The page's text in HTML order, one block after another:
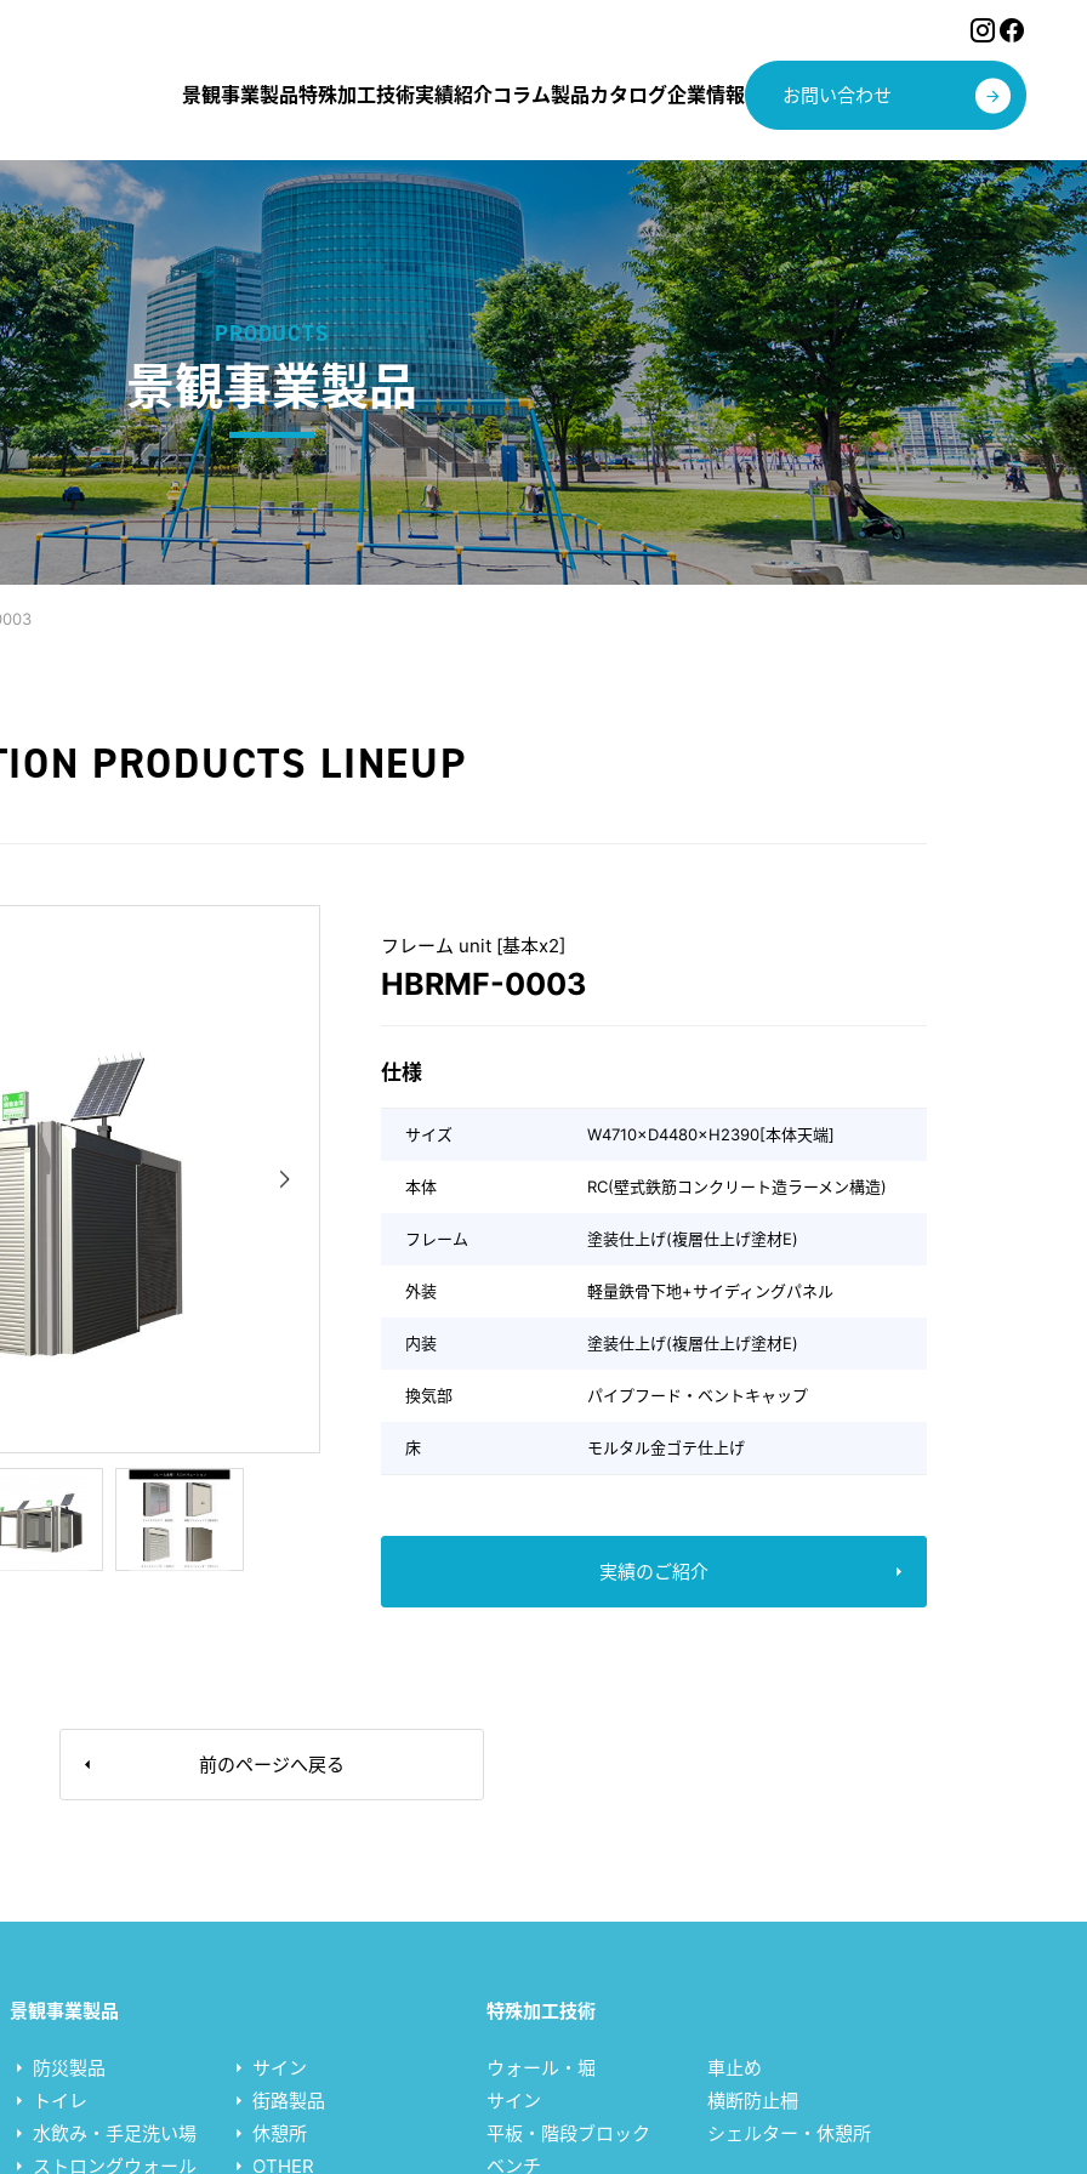
景観事業製品特殊加工技術実績紹介コラム製品カタログ企業情報 お問い合わせ
PRODUCTS
景観事業製品
PRODUCTS LINEUP
フレーム unit [基本x2]
HBRMF-0003
仕様
サイズ W4710×D4480×H2390[本体天端]
本体 RC(壁式鉄筋コンクリート造ラーメン構造)
フレーム 塗装仕上げ(複層仕上げ塗材E)
外装 軽量鉄骨下地+サイディングパネル
内装 塗装仕上げ(複層仕上げ塗材E)
換気部 パイプフード・ベントキャップ
床 モルタル金ゴテ仕上げ
実績のご紹介
前のページへ戻る
景観事業製品
防災製品
トイレ
水飲み・手足洗い場
ストロングウォール
サイン
街路製品
休憩所
OTHER
特殊加工技術
ウォール・堀
サイン
平板・階段ブロック
ベンチ
車止め
横断防止柵
シェルター・休憩所